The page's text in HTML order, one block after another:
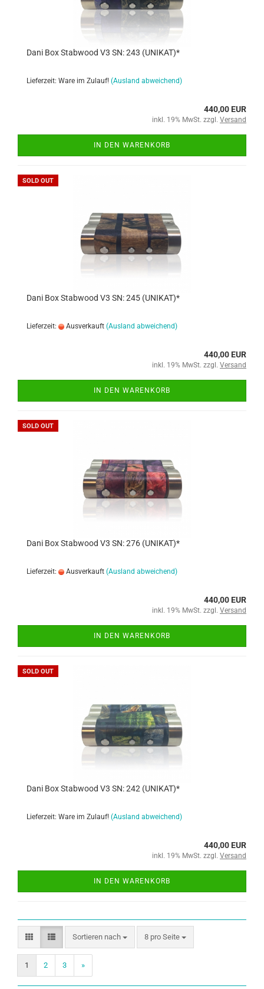
Dani Box Stabwood V3 SN: 243 (UNIKAT)*
Lieferzeit: Ware im Zulauf! (Ausland abweichend)
440,00 EUR
inkl. 19% MwSt. zzgl. Versand
IN DEN WARENKORB
SOLD OUT
Dani Box Stabwood V3 SN: 245 (UNIKAT)*
Lieferzeit: Ausverkauft (Ausland abweichend)
440,00 EUR
inkl. 19% MwSt. zzgl. Versand
IN DEN WARENKORB
SOLD OUT
Dani Box Stabwood V3 SN: 276 (UNIKAT)*
Lieferzeit: Ausverkauft (Ausland abweichend)
440,00 EUR
inkl. 19% MwSt. zzgl. Versand
IN DEN WARENKORB
SOLD OUT
Dani Box Stabwood V3 SN: 242 (UNIKAT)*
Lieferzeit: Ware im Zulauf! (Ausland abweichend)
440,00 EUR
inkl. 19% MwSt. zzgl. Versand
IN DEN WARENKORB
Sortieren nach 8 pro Seite
1 2 3 »